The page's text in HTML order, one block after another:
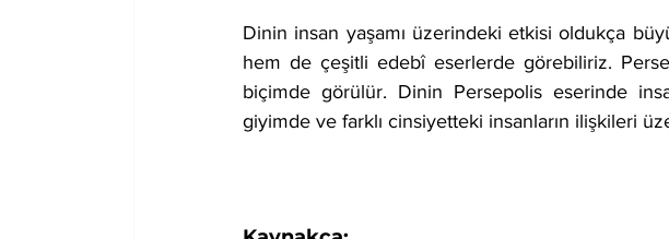
Dinin insan yaşamı üzerindeki etkisi oldukça
hem de çeşitli edebî eserlerde görebiliriz.
biçimde görülür. Dinin Persepolis eserinde
giyimde ve farklı cinsiyetteki insanların ilişkileri